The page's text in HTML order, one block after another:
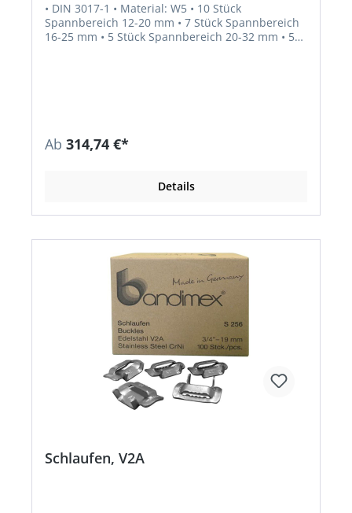
• DIN 3017-1 • Material: W5 • 10 Stück
Spannbereich 12-20 mm • 7 Stück Spannbereich
16-25 mm • 5 Stück Spannbereich 20-32 mm • 5
Ab 314,74 €*
Details
Schlaufen, V2A